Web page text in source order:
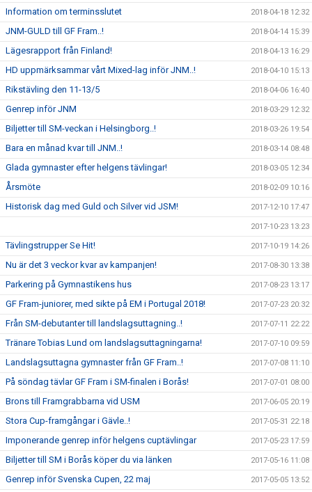
Information om terminsslutet 2018-04-18 12:32
JNM-GULD till GF Fram..! 2018-04-14 15:39
Lägesrapport från Finland! 2018-04-13 16:29
HD uppmärksammar vårt Mixed-lag inför JNM..! 2018-04-10 15:13
Rikstävling den 11-13/5 2018-04-06 16:40
Genrep inför JNM 2018-03-29 12:32
Biljetter till SM-veckan i Helsingborg..! 2018-03-26 19:54
Bara en månad kvar till JNM..! 2018-03-14 08:48
Glada gymnaster efter helgens tävlingar! 2018-03-05 12:34
Årsmöte 2018-02-09 10:16
Historisk dag med Guld och Silver vid JSM! 2017-12-10 17:47
2017-10-23 13:23
Tävlingstrupper Se Hit! 2017-10-19 14:26
Nu är det 3 veckor kvar av kampanjen! 2017-08-30 13:38
Parkering på Gymnastikens hus 2017-08-23 13:17
GF Fram-juniorer, med sikte på EM i Portugal 2018! 2017-07-23 20:32
Från SM-debutanter till landslagsuttagning..! 2017-07-11 22:22
Tränare Tobias Lund om landslagsuttagningarna! 2017-07-10 09:59
Landslagsuttagna gymnaster från GF Fram..! 2017-07-08 11:10
På söndag tävlar GF Fram i SM-finalen i Borås! 2017-07-01 08:00
Brons till Framgrabbarna vid USM 2017-06-05 20:19
Stora Cup-framgångar i Gävle..! 2017-05-31 22:18
Imponerande genrep inför helgens cuptävlingar 2017-05-23 17:59
Biljetter till SM i Borås köper du via länken 2017-05-16 11:08
Genrep inför Svenska Cupen, 22 maj 2017-05-05 13:52